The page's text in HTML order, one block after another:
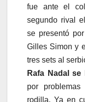
fue ante el
segundo rival
se presentó
Gilles Simon y
tres sets al
Rafa Nadal
por
rodilla. Ya en